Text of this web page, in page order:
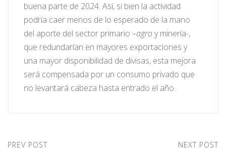
buena parte de 2024. Así, si bien la actividad
podría caer menos de lo esperado de la mano
del aporte del sector primario –agroy minería-,
que redundarían en mayores exportaciones y
una mayor disponibilidad de divisas, esta mejora
será compensada por un consumo privado que
no levantará cabeza hasta entrado el año.
PREV POST NEXT POST